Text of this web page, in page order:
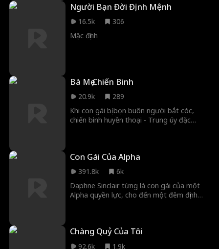
Người Bạn Đời Định Mệnh
16.5k
306
Mặc định
Bà Mẹ Chiến Binh
20.9k
289
Khi con gái bị bọn buôn người bắt cóc,
chiến binh huyền thoại - Trung úy đặc
Con Gái Của Alpha
391.8k
6k
Daphne Sinclair từng là con gái của một
Alpha quyền lực, cho đến một đêm định
đứng sau vụ giết cha cô. Atlas chỉ muốn
một điều, trả thù. Nhưng trả thù thật đau
Chàng Quỷ Của Tôi
92.6k
1.9k